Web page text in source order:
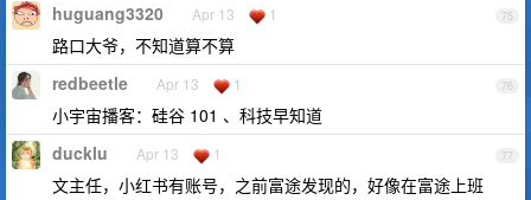
75
huguang3320 Apr 13 1
路口大爷，不知道算不算
76
redbeetle Apr 13 1
小宇宙播客：硅谷 101 、科技早知道
77
ducklu Apr 13 1
文主任，小红书有账号，之前富途发现的，好像在富途上班